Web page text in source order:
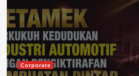
Corporate